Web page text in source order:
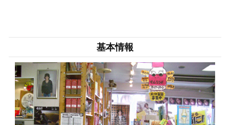
基本情報